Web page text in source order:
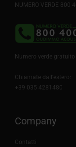
NUMERO VERDE 800
Numero verde
Chiamate dall'estero:
+39 035 4281480
Company
Contatti